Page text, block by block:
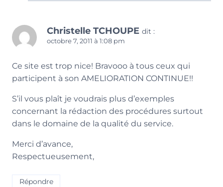
Christelle TCHOUPE dit :
octobre 7, 2011 à 1:08 pm
Ce site est trop nice! Bravooo à tous ceux qui
participent à son AMELIORATION CONTINUE!!
S’il vous plaît je voudrais plus d’exemples
concernant la rédaction des procédures surtout
dans le domaine de la qualité du service.
Merci d’avance,
Respectueusement,
Répondre